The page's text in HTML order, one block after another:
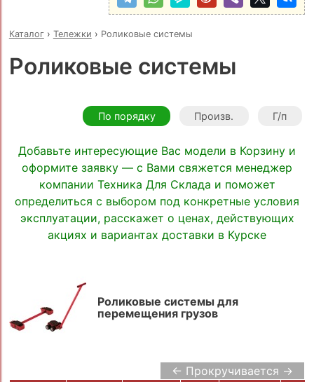
Каталог› Тележки › Роликовые системы
Роликовые системы
По порядку Произв. Г/п
Добавьте интересующие Вас модели в Корзину и
оформите заявку — с Вами свяжется менеджер
компании Техника Для Склада и поможет
определиться с выбором под конкретные условия
эксплуатации, расскажет о ценах, действующих
акциях и вариантах доставки в Курске
Роликовые системы для
перемещения грузов
← Прокручивается →